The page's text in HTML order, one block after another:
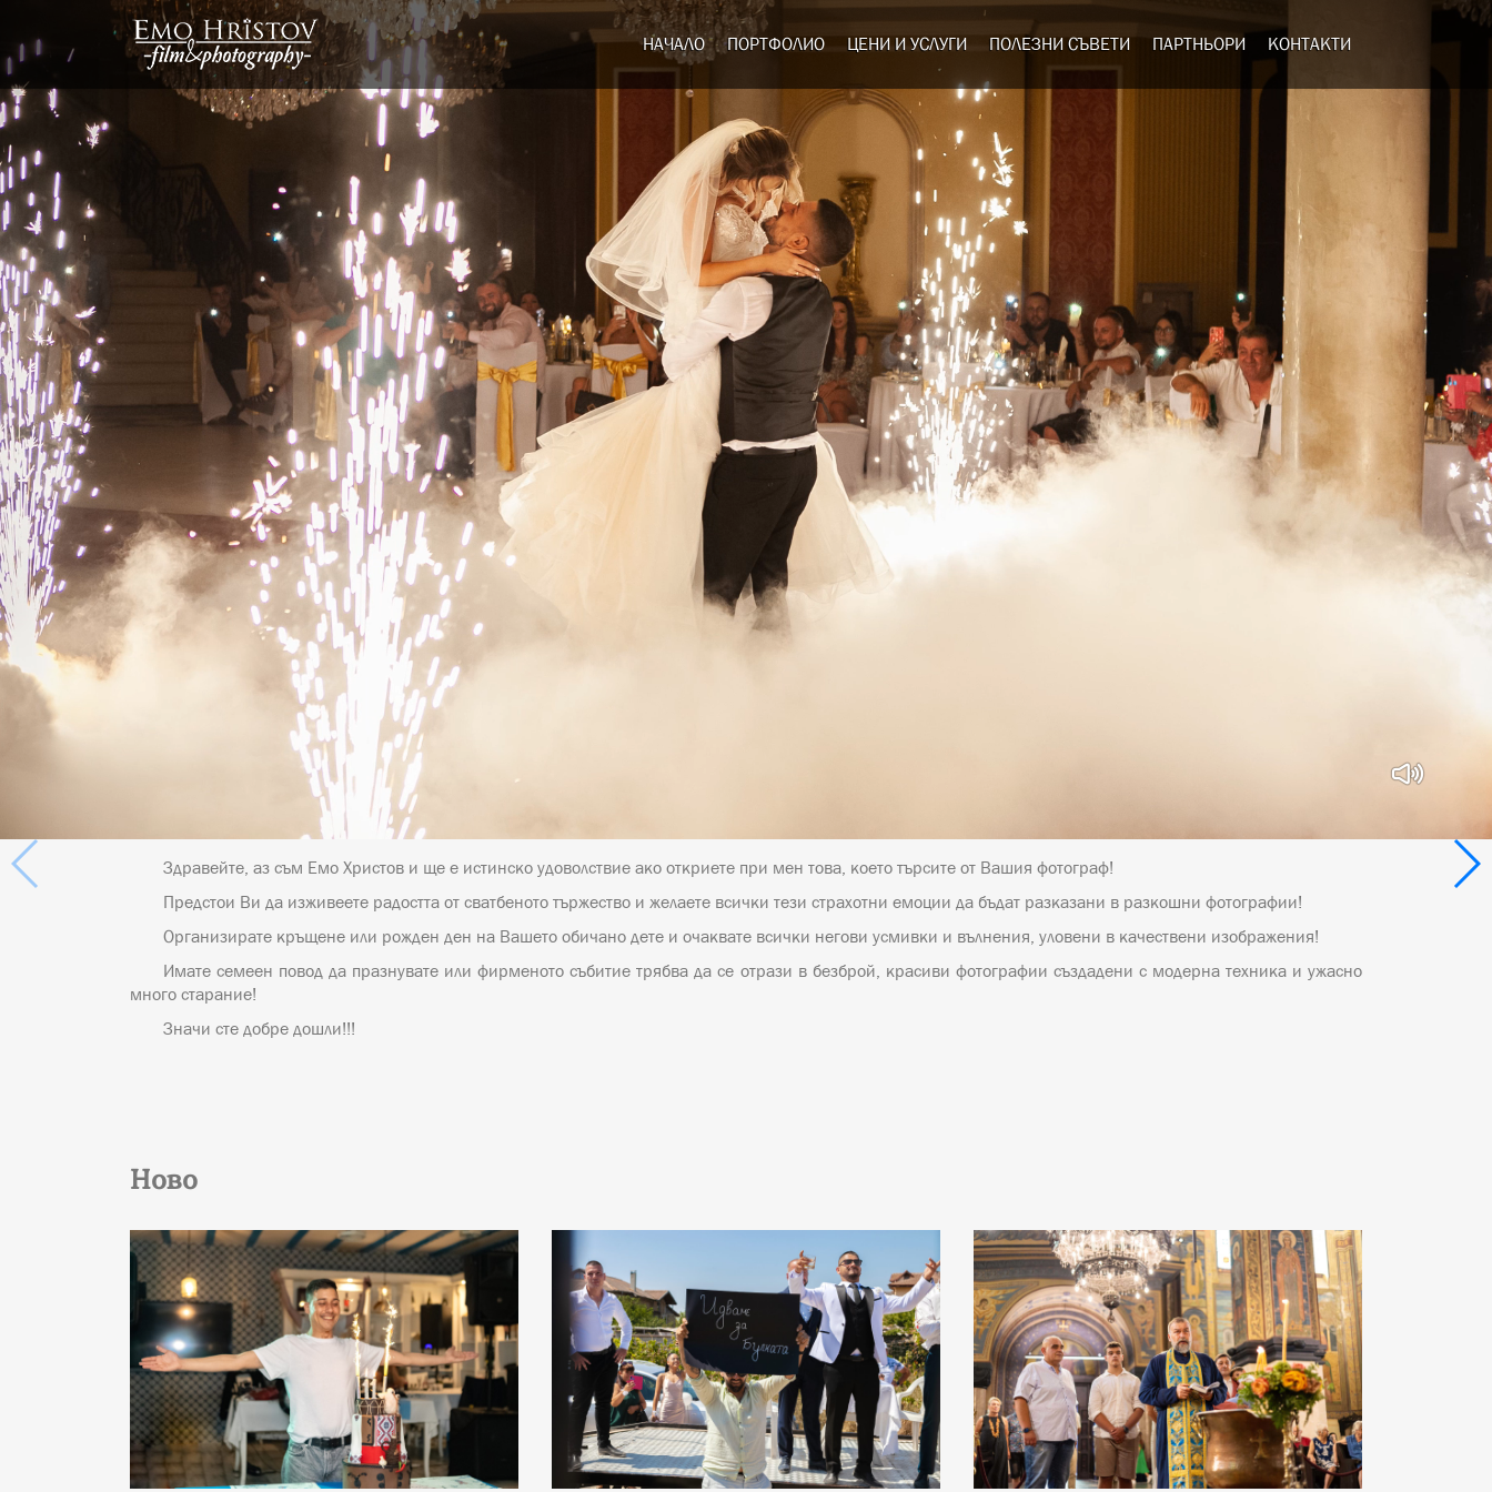
НАЧАЛО ПОРТФОЛИО ЦЕНИ И УСЛУГИ ПОЛЕЗНИ СЪВЕТИ ПАРТНЬОРИ КОНТАКТИ
Здравейте, аз съм Емо Христов и ще е истинско удоволствие ако откриете при мен това, което търсите от Вашия фотограф!
Предстои Ви да изживеете радостта от сватбеното тържество и желаете всички тези страхотни емоции да бъдат разказани в разкошни фотографии!
Организирате кръщене или рожден ден на Вашето обичано дете и очаквате всички негови усмивки и вълнения, уловени в качествени изображения!
Имате семеен повод да празнувате или фирменото събитие трябва да се отрази в безброй, красиви фотографии създадени с модерна техника и ужасно
много старание!
Значи сте добре дошли!!!
Ново